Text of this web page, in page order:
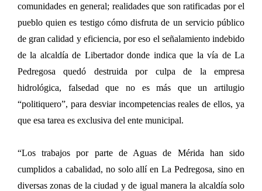
comunidades en general; realidades que son ratificadas por el
pueblo quien es testigo cómo disfruta de un servicio público
de gran calidad y eficiencia, por eso el señalamiento indebido
de la alcaldía de Libertador donde indica que la vía de La
Pedregosa quedó destruida por culpa de la empresa
hidrológica, falsedad que no es más que un artilugio
“politiquero”, para desviar incompetencias reales de ellos, ya
que esa tarea es exclusiva del ente municipal.
“Los trabajos por parte de Aguas de Mérida han sido
cumplidos a cabalidad, no solo allí en La Pedregosa, sino en
diversas zonas de la ciudad y de igual manera la alcaldía solo